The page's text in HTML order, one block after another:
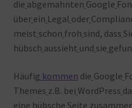
die abgemahnten Google
über ein Legal oder
meist schon froh sind, dass
hübsch aussieht und sie
Häufig kommen die Google
Themes z.B. bei WordPress
eine hübsche Seite